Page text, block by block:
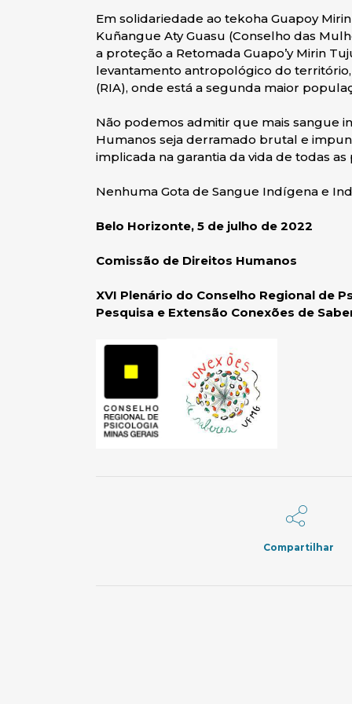
Em solidariedade ao tekoha Guapoy
Kuñangue Aty Guasu (Conselho das
a proteção a Retomada Guapo’y Mirin
levantamento antropológico do
(RIA), onde está a segunda maior
Não podemos admitir que mais sangue
Humanos seja derramado brutal e
implicada na garantia da vida de todas as
Nenhuma Gota de Sangue Indígena e
Belo Horizonte, 5 de julho de 2022
Comissão de Direitos Humanos
XVI Plenário do Conselho Regional de
Pesquisa e Extensão Conexões de
Compartilhar